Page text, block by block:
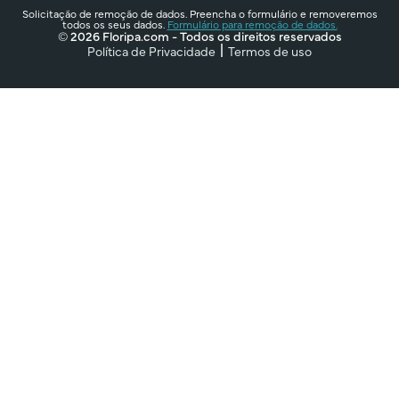
Solicitação de remoção de dados. Preencha o formulário e removeremos
todos os seus dados. Formulário para remoção de dados.
© 2026 Floripa.com - Todos os direitos reservados
Política de Privacidade
Termos de uso